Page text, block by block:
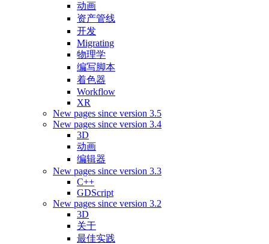
动画
资产管线
开发
Migrating
物理学
编写脚本
着色器
Workflow
XR
New pages since version 3.5
New pages since version 3.4
3D
动画
编辑器
New pages since version 3.3
C++
GDScript
New pages since version 3.2
3D
关于
最佳实践